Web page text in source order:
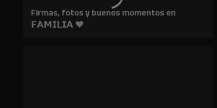
Firmas, fotos y buenos momentos en
𝗙𝗔𝗠𝗜𝗟𝗜𝗔 ❤️